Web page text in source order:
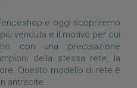
e oggi scopriremo
venduta e il motivo per cui
con una precisazione
della stessa rete, la
Questo modello di rete è
antracite.